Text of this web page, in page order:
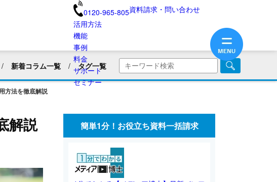
0120-965-805資料請求・問い合わせ
活用方法
機能
事例
料金
サポート
セミナー
新着コラム一覧 タグ一覧
採用活動
商品・サービス紹介
化粧品・美容用品 ブランディング
医療業界
ホテル・旅館・民宿
保険業界・生命保険
新企画リリース 会員向け情報
方法を徹底解説
解説 簡単1分！お役立ち資料一括請求